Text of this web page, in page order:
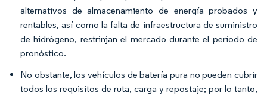
alternativos de almacenamiento de energía probados y
rentables, así como la falta de infraestructura de suministro
de hidrógeno, restrinjan el mercado durante el período de
pronóstico.
No obstante, los vehículos de batería pura no pueden cubrir
todos los requisitos de ruta, carga y repostaje; por lo tanto,